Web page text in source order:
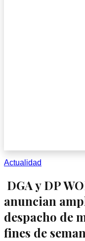
Actualidad
DGA y DP
anuncian
despacho de
fines de